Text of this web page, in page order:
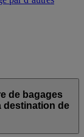
de bagages
destination de